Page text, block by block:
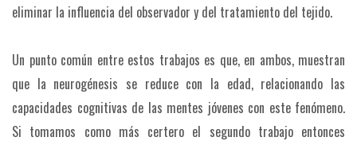
eliminar la influencia del observador y del tratamiento del tejido.
Un punto común entre estos trabajos es que, en ambos, muestran
que la neurogénesis se reduce con la edad, relacionando las
capacidades cognitivas de las mentes jóvenes con este fenómeno.
Si tomamos como más certero el segundo trabajo entonces